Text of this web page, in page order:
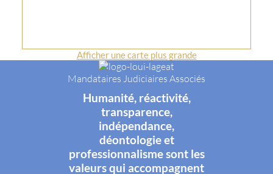
Afficher une carte plus grande
Mandataires Judiciaires Associés
Humanité, réactivité,
transparence,
indépendance,
déontologie et
professionnalisme sont les
valeurs qui accompagnent